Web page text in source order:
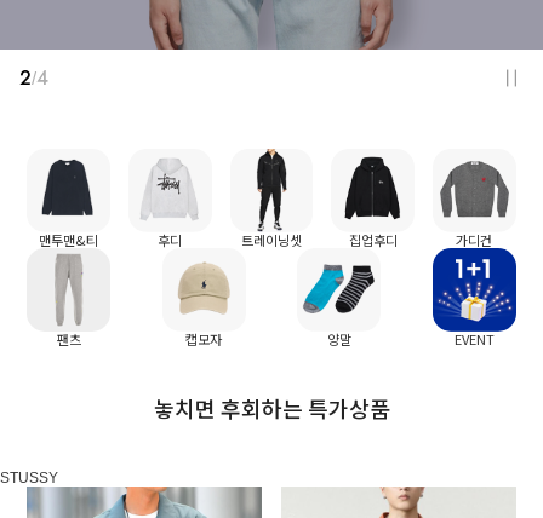
2/4
맨투맨&티 후디 트레이닝셋 집업후디 가디건
팬츠 캡모자 양말 EVENT
놓치면 후회하는 특가상품
STUSSY